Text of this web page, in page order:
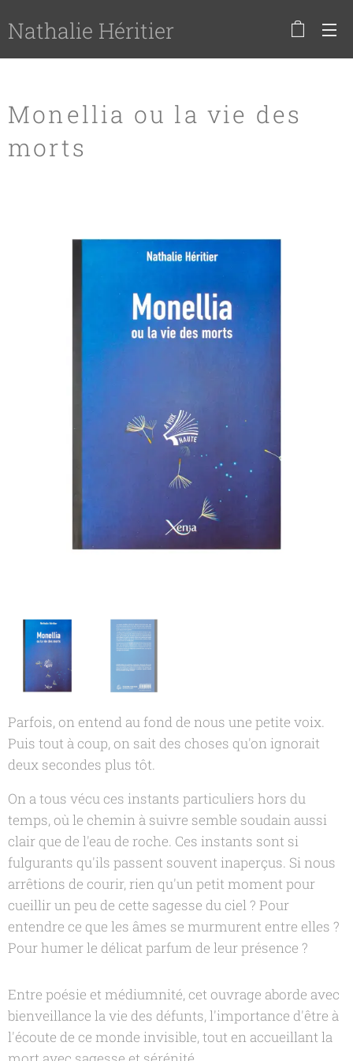
Nathalie Héritier
Monellia ou la vie des
morts
Parfois, on entend au fond de nous une petite voix.
Puis tout à coup, on sait des choses qu'on ignorait
deux secondes plus tôt.
On a tous vécu ces instants particuliers hors du
temps, où le chemin à suivre semble soudain aussi
clair que de l'eau de roche. Ces instants sont si
fulgurants qu'ils passent souvent inaperçus. Si nous
arrêtions de courir, rien qu'un petit moment pour
cueillir un peu de cette sagesse du ciel ? Pour
entendre ce que les âmes se murmurent entre elles ?
Pour humer le délicat parfum de leur présence ?
Entre poésie et médiumnité, cet ouvrage aborde avec
bienveillance la vie des défunts, l'importance d'être à
l'écoute de ce monde invisible, tout en accueillant la